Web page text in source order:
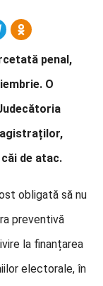
penal,
O
de atac.
obligată să nu
preventivă
la finanțarea
electorale, în